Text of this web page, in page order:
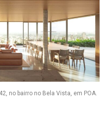
no bairro no Bela Vista, em POA.